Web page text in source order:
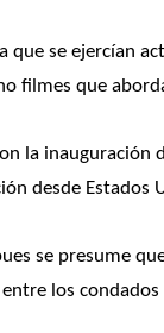
que se ejercían
filmes que
la inauguración
desde Estados
se presume
entre los